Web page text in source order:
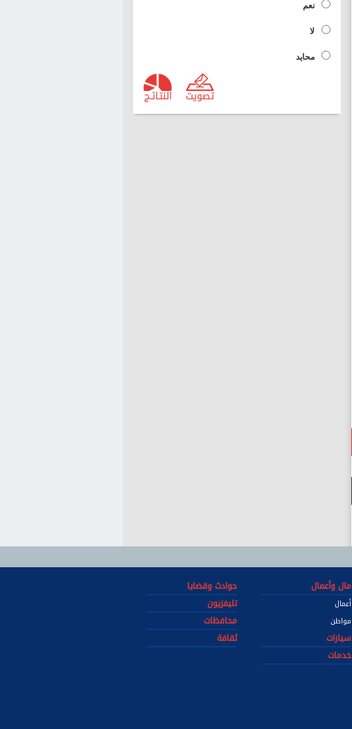
نعم
لا
محايد
النتـائـج تصويت
مال وأعمال
أعمال
مواطن
حوادث وقضايا
تليفزيون
محافظات
سيارات
ثقافة
خدمات